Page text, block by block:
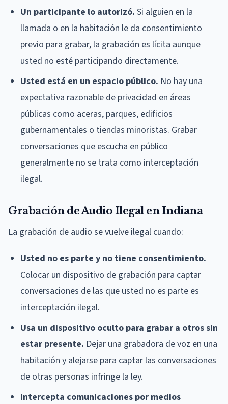
Un participante lo autorizó. Si alguien en la
llamada o en la habitación le da consentimiento
previo para grabar, la grabación es lícita aunque
usted no esté participando directamente.
Usted está en un espacio público. No hay una
expectativa razonable de privacidad en áreas
públicas como aceras, parques, edificios
gubernamentales o tiendas minoristas. Grabar
conversaciones que escucha en público
generalmente no se trata como interceptación
ilegal.
Grabación de Audio Ilegal en Indiana
La grabación de audio se vuelve ilegal cuando:
Usted no es parte y no tiene consentimiento.
Colocar un dispositivo de grabación para captar
conversaciones de las que usted no es parte es
interceptación ilegal.
Usa un dispositivo oculto para grabar a otros sin
estar presente. Dejar una grabadora de voz en una
habitación y alejarse para captar las conversaciones
de otras personas infringe la ley.
Intercepta comunicaciones por medios